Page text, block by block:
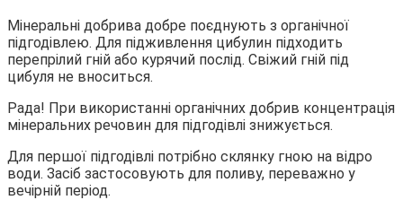
Мінеральні добрива добре поєднують з органічної
підгодівлею. Для підживлення цибулин підходить
перепрілий гній або курячий послід. Свіжий гній під
цибуля не вноситься.
Рада! При використанні органічних добрив концентрація
мінеральних речовин для підгодівлі знижується.
Для першої підгодівлі потрібно склянку гною на відро
води. Засіб застосовують для поливу, переважно у
вечірній період.